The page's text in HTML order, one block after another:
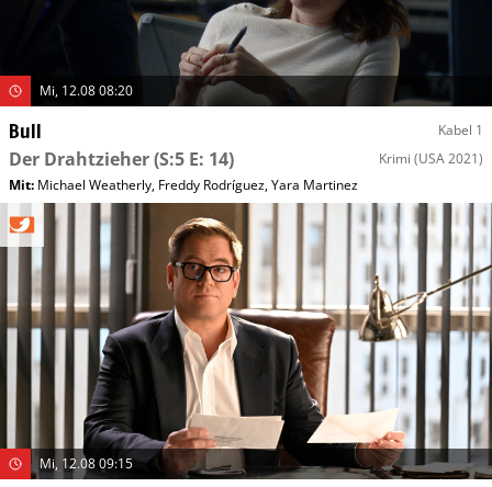
Mi, 12.08 08:20
Bull Kabel 1
Der Drahtzieher(S:5 E: 14) Krimi (USA 2021)
Mit: Michael Weatherly, Freddy Rodríguez,Yara Martinez
Mi, 12.08 09:15